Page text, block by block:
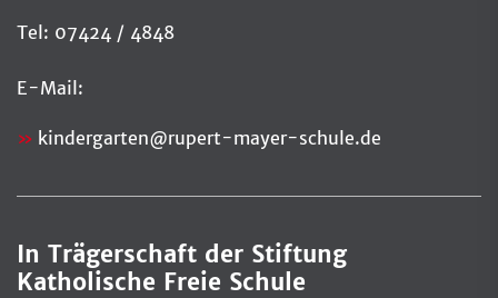
Tel: 07424 / 4848
E-Mail:
kindergarten@rupert-mayer-schule.de
In Trägerschaft der Stiftung
Katholische Freie Schule